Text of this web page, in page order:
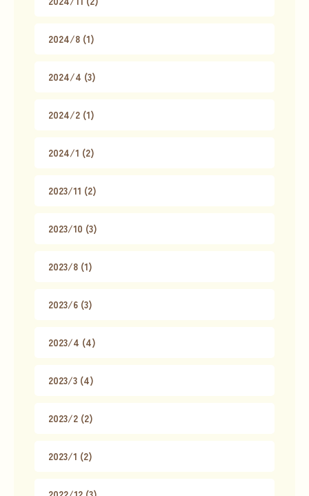
2024/8 (1)
2024/4 (3)
2024/2 (1)
2024/1 (2)
2023/11 (2)
2023/10 (3)
2023/8 (1)
2023/6 (3)
2023/4 (4)
2023/3 (4)
2023/2 (2)
2023/1 (2)